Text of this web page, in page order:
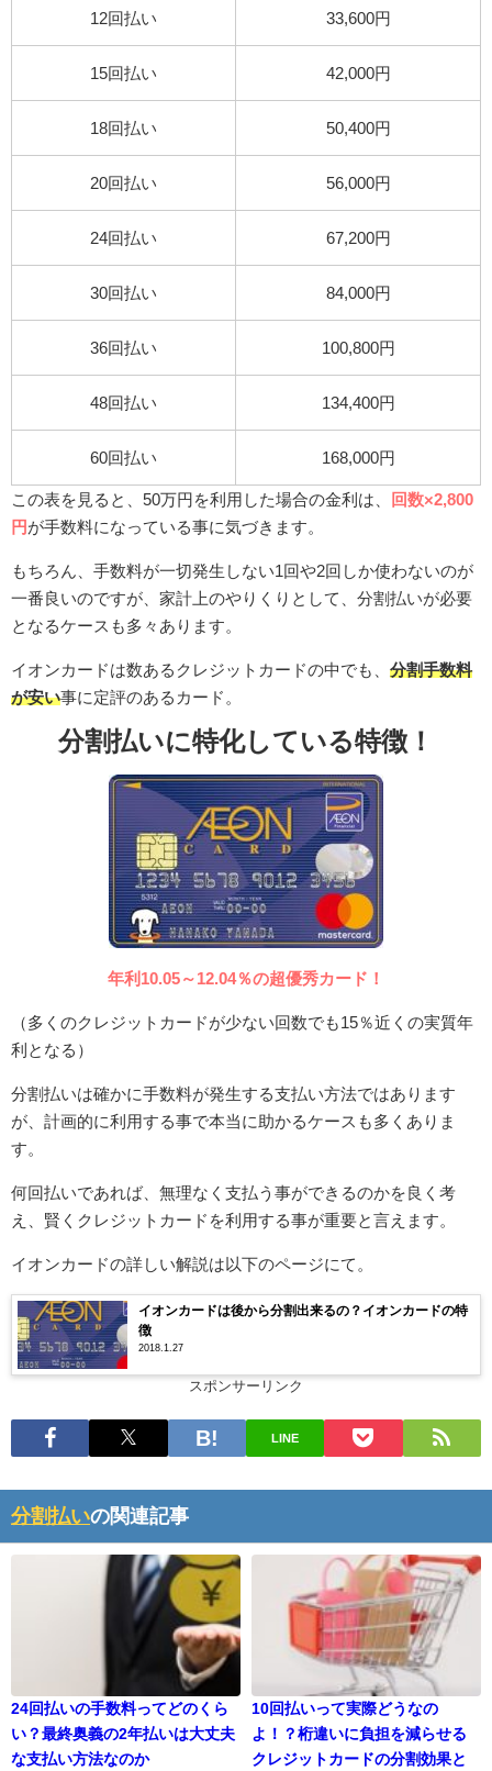
12回払い 33,600円
15回払い 42,000円
18回払い 50,400円
20回払い 56,000円
24回払い 67,200円
30回払い 84,000円
36回払い 100,800円
48回払い 134,400円
60回払い 168,000円
この表を見ると、50万円を利用した場合の金利は、
回数×2,800
円 が手数料になっている事に気づきます。
もちろん、手数料が一切発生しない1回や2回しか使わないのが
一番良いのですが、家計上のやりくりとして、分割払いが必要
となるケースも多々あります。
イオンカードは数あるクレジットカードの中でも、 分割手数料
が安い事に定評のあるカード。
分割払いに特化している特徴！
年利10.05～12.04％の超優秀カード！
（多くのクレジットカードが少ない回数でも15％近くの実質年
利となる）
分割払いは確かに手数料が発生する支払い方法ではあります
が、計画的に利用する事で本当に助かるケースも多くありま
す。
何回払いであれば、無理なく支払う事ができるのかを良く考
え、賢くクレジットカードを利用する事が重要と言えます。
イオンカードの詳しい解説は以下のページにて。
イオンカードは後から分割出来るの？イオンカードの特
徴
2018.1.27
スポンサーリンク
LINE
分割払いの関連記事
24回払いの手数料ってどのくら
い？最終奥義の2年払いは大丈夫
な支払い方法なのか
10回払いって実際どうなの
よ！？桁違いに負担を減らせる
クレジットカードの分割効果と